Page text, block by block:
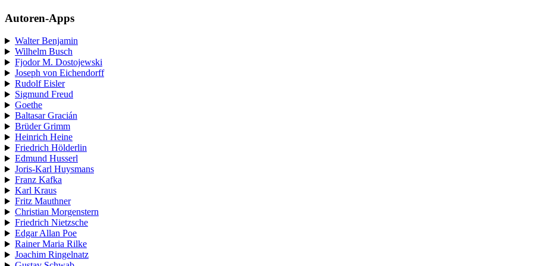
Autoren-Apps
Walter Benjamin
Wilhelm Busch
Fjodor M. Dostojewski
Joseph von Eichendorff
Rudolf Eisler
Sigmund Freud
Goethe
Baltasar Gracián
Brüder Grimm
Heinrich Heine
Friedrich Hölderlin
Edmund Husserl
Joris-Karl Huysmans
Franz Kafka
Karl Kraus
Fritz Mauthner
Christian Morgenstern
Friedrich Nietzsche
Edgar Allan Poe
Rainer Maria Rilke
Joachim Ringelnatz